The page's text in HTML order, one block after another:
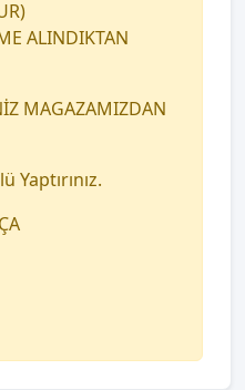
ALINDIKTAN
MAGAZAMIZDAN